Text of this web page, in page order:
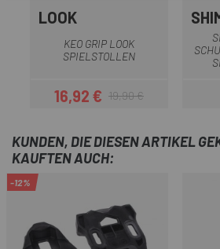
LOOK
KEO GRIP LOOK
SPIELSTOLLEN
Preis
16,92 €Regulärer Preis
19,90 €
KUNDEN, DIE DIESEN ARTIKEL
KAUFTEN AUCH:
-12%